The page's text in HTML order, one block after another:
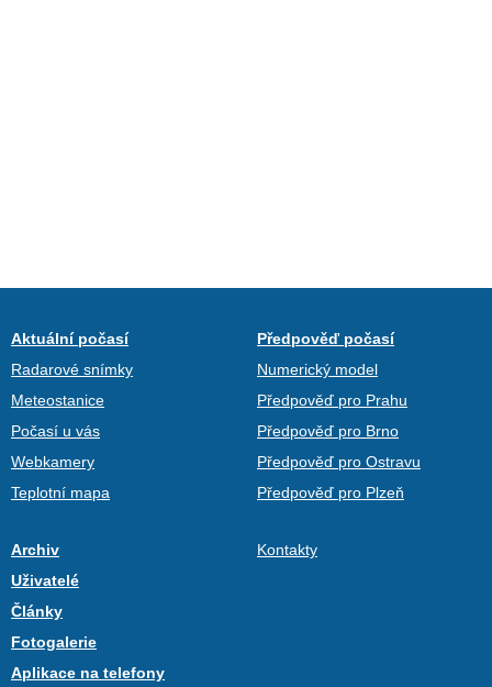
Aktuální počasí
Radarové snímky
Meteostanice
Počasí u vás
Webkamery
Teplotní mapa
Předpověď počasí
Numerický model
Předpověď pro Prahu
Předpověď pro Brno
Předpověď pro Ostravu
Předpověď pro Plzeň
Archiv
Uživatelé
Články
Fotogalerie
Aplikace na telefony
Kontakty